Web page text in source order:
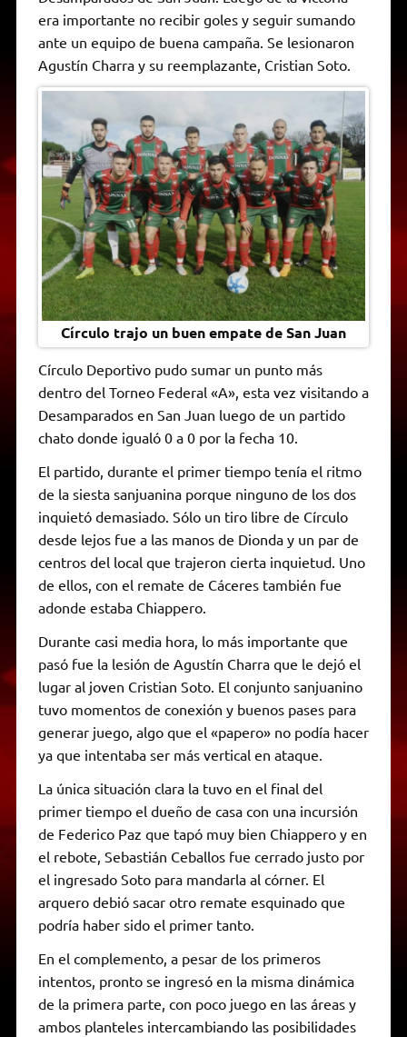
A
p
p
a
m
e
r
o
o
k
g
e
n
k
r
i
n
d
era importante no recibir goles y seguir sumando
ante un equipo de buena campaña. Se lesionaron
Agustín Charra y su reemplazante, Cristian Soto.
Círculo trajo un buen empate de San Juan
Círculo Deportivo pudo sumar un punto más
dentro del Torneo Federal «A», esta vez visitando a
Desamparados en San Juan luego de un partido
chato donde igualó 0 a 0 por la fecha 10.
El partido, durante el primer tiempo tenía el ritmo
de la siesta sanjuanina porque ninguno de los dos
inquietó demasiado. Sólo un tiro libre de Círculo
desde lejos fue a las manos de Dionda y un par de
centros del local que trajeron cierta inquietud. Uno
de ellos, con el remate de Cáceres también fue
adonde estaba Chiappero.
Durante casi media hora, lo más importante que
pasó fue la lesión de Agustín Charra que le dejó el
lugar al joven Cristian Soto. El conjunto sanjuanino
tuvo momentos de conexión y buenos pases para
generar juego, algo que el «papero» no podía hacer
ya que intentaba ser más vertical en ataque.
La única situación clara la tuvo en el final del
primer tiempo el dueño de casa con una incursión
de Federico Paz que tapó muy bien Chiappero y en
el rebote, Sebastián Ceballos fue cerrado justo por
el ingresado Soto para mandarla al córner. El
arquero debió sacar otro remate esquinado que
podría haber sido el primer tanto.
En el complemento, a pesar de los primeros
intentos, pronto se ingresó en la misma dinámica
de la primera parte, con poco juego en las áreas y
ambos planteles intercambiando las posibilidades